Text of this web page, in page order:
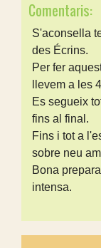
Comentaris:
S'aconsella
des Écrins.
Per fer
llevem a les
Es segueix
fins al final.
Fins i tot a
sobre neu
Bona
intensa.